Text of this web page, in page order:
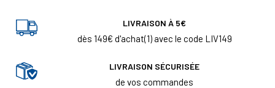
LIVRAISON À 5€
dès 149€ d'achat(1) avec le code LIV149
LIVRAISON SÉCURISÉE
de vos commandes